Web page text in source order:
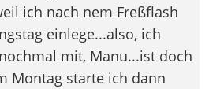
ich nach nem Freßflash
einlege...also, ich
mit, Manu...ist doch
Montag starte ich dann